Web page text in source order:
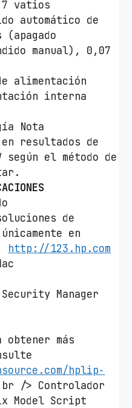
vatios
automático de
manual), 0,07
alimentación
interna
Nota
resultados de
según el método de
de
en
http://123.hp.com
Manager
más
hplip-
br /> Controlador
Model Script